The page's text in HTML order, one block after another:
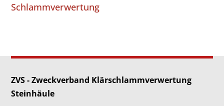
Schlammverwertung
ZVS - Zweckverband Klärschlammverwertung
Steinhäule